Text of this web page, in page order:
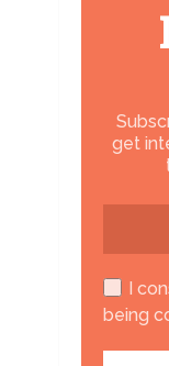
get
I
being